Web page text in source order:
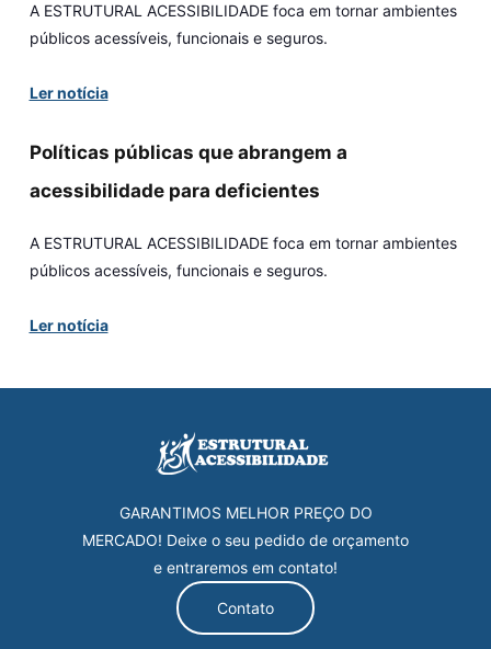
A ESTRUTURAL ACESSIBILIDADE foca em tornar ambientes
públicos acessíveis, funcionais e seguros.
Ler notícia
Políticas públicas que abrangem a
acessibilidade para deficientes
A ESTRUTURAL ACESSIBILIDADE foca em tornar ambientes
públicos acessíveis, funcionais e seguros.
Ler notícia
GARANTIMOS MELHOR PREÇO DO
MERCADO! Deixe o seu pedido de orçamento
e entraremos em contato!
Contato